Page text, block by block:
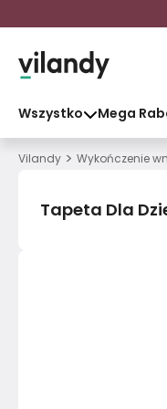
Wszystko Mega
Vilandy > Wykończenie
Tapeta Dla